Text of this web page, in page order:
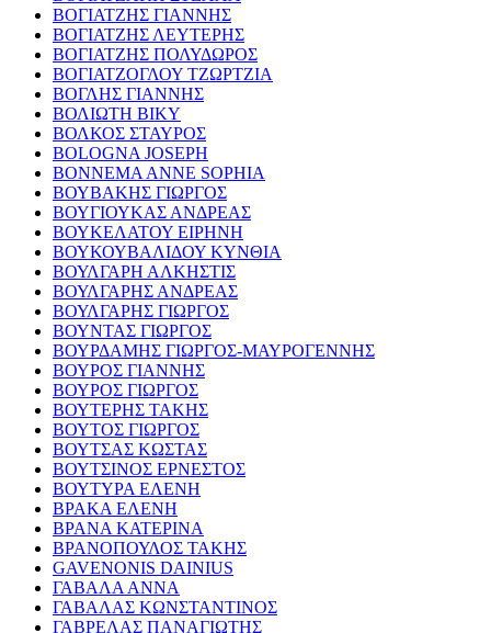
ΒΟΓΙΑΤΖΗΣ ΓΙΑΝΝΗΣ
ΒΟΓΙΑΤΖΗΣ ΛΕΥΤΕΡΗΣ
ΒΟΓΙΑΤΖΗΣ ΠΟΛΥΔΩΡΟΣ
ΒΟΓΙΑΤΖΟΓΛΟΥ ΤΖΩΡΤΖΙΑ
ΒΟΓΛΗΣ ΓΙΑΝΝΗΣ
ΒΟΛΙΩΤΗ ΒΙΚΥ
ΒΟΛΚΟΣ ΣΤΑΥΡΟΣ
BOLOGNA JOSEPH
BONNEMA ANNE SOPHIA
ΒΟΥΒΑΚΗΣ ΓΙΩΡΓΟΣ
ΒΟΥΓΙΟΥΚΑΣ ΑΝΔΡΕΑΣ
ΒΟΥΚΕΛΑΤΟΥ ΕΙΡΗΝΗ
ΒΟΥΚΟΥΒΑΛΙΔΟΥ ΚΥΝΘΙΑ
ΒΟΥΛΓΑΡΗ ΑΛΚΗΣΤΙΣ
ΒΟΥΛΓΑΡΗΣ ΑΝΔΡΕΑΣ
ΒΟΥΛΓΑΡΗΣ ΓΙΩΡΓΟΣ
ΒΟΥΝΤΑΣ ΓΙΩΡΓΟΣ
ΒΟΥΡΔΑΜΗΣ ΓΙΩΡΓΟΣ-ΜΑΥΡΟΓΕΝΝΗΣ
ΒΟΥΡΟΣ ΓΙΑΝΝΗΣ
ΒΟΥΡΟΣ ΓΙΩΡΓΟΣ
ΒΟΥΤΕΡΗΣ ΤΑΚΗΣ
ΒΟΥΤΟΣ ΓΙΩΡΓΟΣ
ΒΟΥΤΣΑΣ ΚΩΣΤΑΣ
ΒΟΥΤΣΙΝΟΣ ΕΡΝΕΣΤΟΣ
ΒΟΥΤΥΡΑ ΕΛΕΝΗ
ΒΡΑΚΑ ΕΛΕΝΗ
ΒΡΑΝΑ ΚΑΤΕΡΙΝΑ
ΒΡΑΝΟΠΟΥΛΟΣ ΤΑΚΗΣ
GAVENONIS DAINIUS
ΓΑΒΑΛΑ ΑΝΝΑ
ΓΑΒΑΛΑΣ ΚΩΝΣΤΑΝΤΙΝΟΣ
ΓΑΒΡΕΛΑΣ ΠΑΝΑΓΙΩΤΗΣ